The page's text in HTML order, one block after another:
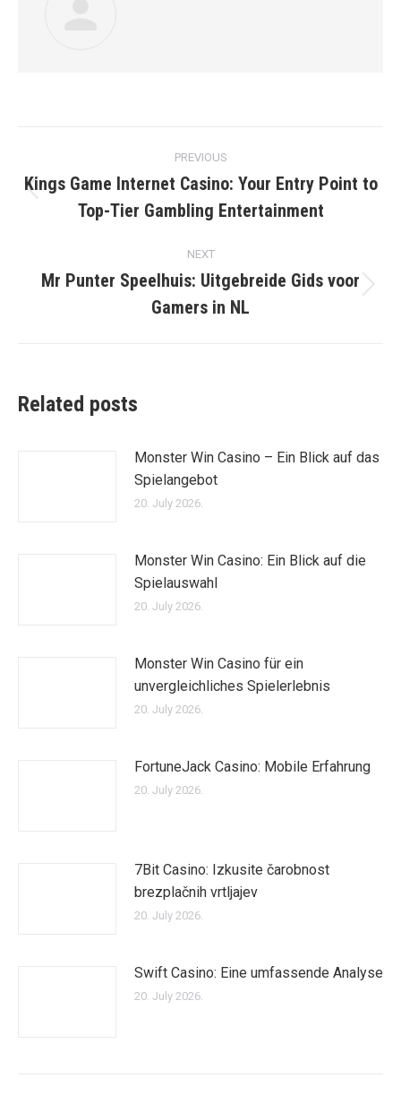
navigation
PREVIOUS
post:
Kings Game Internet Casino: Your Entry Point to
Top-Tier Gambling Entertainment
NEXT
Next
post:
Mr Punter Speelhuis: Uitgebreide Gids voor
Gamers in NL
Related posts
Monster Win Casino – Ein Blick auf das
Spielangebot
20. July 2026.
Monster Win Casino: Ein Blick auf die
Spielauswahl
20. July 2026.
Monster Win Casino für ein
unvergleichliches Spielerlebnis
20. July 2026.
FortuneJack Casino: Mobile Erfahrung
20. July 2026.
7Bit Casino: Izkusite čarobnost
brezplačnih vrtljajev
20. July 2026.
Swift Casino: Eine umfassende Analyse
20. July 2026.